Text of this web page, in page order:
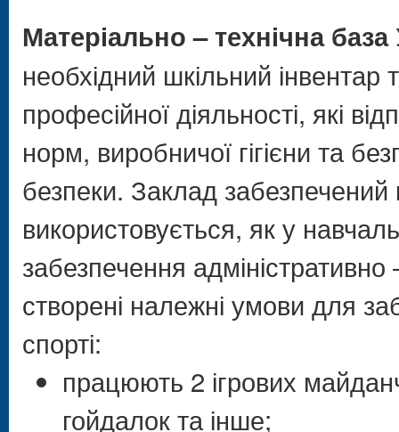
Матеріально – технічна база
необхідний шкільний
професійної діяльності, які
норм, виробничої гігієни та
безпеки. Заклад
використовується, як у
забезпечення
створені належні умови для
спорті:
працюють 2 ігрових
гойдалок та інше;